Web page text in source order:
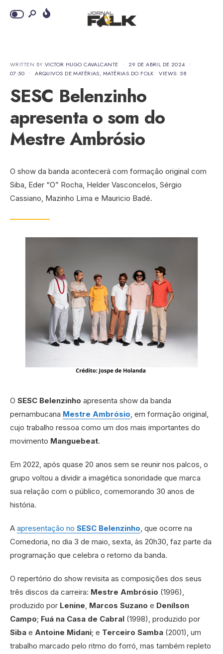
WRITTEN BY VICTOR HUGO CAVALCANTE • 29 DE ABRIL DE 2024 •
07:50 • ARQUIVOS DE MATÉRIAS, MATÉRIAS DO FOLK •VIEWS: 58
SESC Belenzinho
apresenta o som do
Mestre Ambrósio
O show da banda acontecerá com formação original com
Siba, Eder “O” Rocha, Helder Vasconcelos, Sérgio
Cassiano, Mazinho Lima e Mauricio Badé.
O SESC Belenzinho apresenta show da banda
pernambucana Mestre Ambrósio , em formação original,
cujo trabalho ressoa como um dos mais importantes do
movimento Manguebeat.
Em 2022, após quase 20 anos sem se reunir nos palcos, o
grupo voltou a dividir a imagética sonoridade que marca
sua relação com o público, comemorando 30 anos de
história.
A apresentação no SESC Belenzinho , que ocorre na
Comedoria, no dia 3 de maio, sexta, às 20h30, faz parte da
programação que celebra o retorno da banda.
O repertório do show revisita as composições dos seus
três discos da carreira: Mestre Ambrósio (1996),
produzido por Lenine Marcos Suzano e Denílson
Campo; Fuá na Casa de Cabral (1998), produzido por
Siba e Antoine Midani; e Terceiro Samba (2001), um
trabalho marcado pelo ritmo do forró, mas também repleto